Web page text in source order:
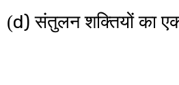
(d) संतुलन शक्तियों का